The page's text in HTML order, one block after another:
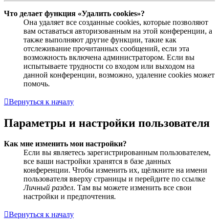
Что делает функция «Удалить cookies»?
Она удаляет все созданные cookies, которые позволяют
вам оставаться авторизованным на этой конференции, а
также выполняют другие функции, такие как
отслеживание прочитанных сообщений, если эта
возможность включена администратором. Если вы
испытываете трудности со входом или выходом на
данной конференции, возможно, удаление cookies может
помочь.
Вернуться к началу
Параметры и настройки пользователя
Как мне изменить мои настройки?
Если вы являетесь зарегистрированным пользователем,
все ваши настройки хранятся в базе данных
конференции. Чтобы изменить их, щёлкните на имени
пользователя вверху страницы и перейдите по ссылке
Личный раздел. Там вы можете изменить все свои
настройки и предпочтения.
Вернуться к началу